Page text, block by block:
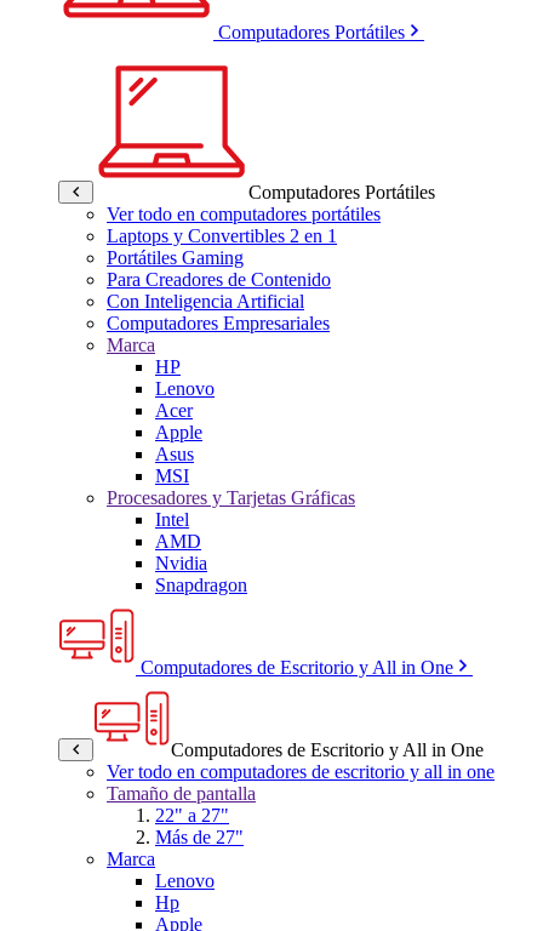
Computadores Portátiles
Computadores Portátiles
Ver todo en computadores portátiles
Laptops y Convertibles 2 en 1
Portátiles Gaming
Para Creadores de Contenido
Con Inteligencia Artificial
Computadores Empresariales
Marca
HP
Lenovo
Acer
Apple
Asus
MSI
Procesadores y Tarjetas Gráficas
Intel
AMD
Nvidia
Snapdragon
Computadores de Escritorio y All in One
Computadores de Escritorio y All in One
Ver todo en computadores de escritorio y all in one
Tamaño de pantalla
22" a 27"
Más de 27"
Marca
Lenovo
Hp
Apple